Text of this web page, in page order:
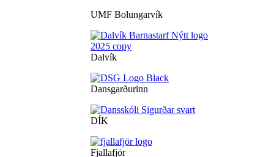
UMF Bolungarvík
Dalvík
Dansgarðurinn
DÍK
Fjallafjör